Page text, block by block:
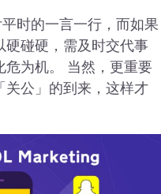
时的一言一行，而如果
碰硬，需及时交代事
为机。 当然，更重要
公」的到来，这样才